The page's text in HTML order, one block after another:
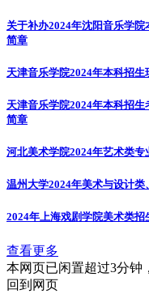
关于补办2024年沈阳音乐学
简章
天津音乐学院2024年本科招生
天津音乐学院2024年本科招生
简章
河北美术学院2024年艺术类
温州大学2024年美术与设计
2024年上海戏剧学院美术类招
查看更多
本网页已闲置超过3分钟
回到网页